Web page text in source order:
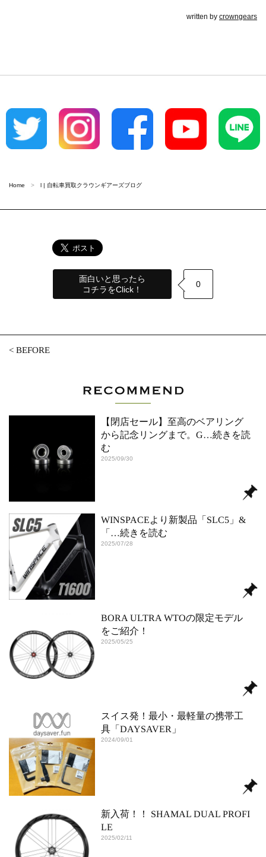
written by crowngears
Home l | 自転車買取クラウンギアーズブログ
面白いと思ったら
コチラをClick！
0
<BEFORE
【閉店セール】至高のベアリング
から記念リングまで。G…続きを読
む
2025/09/30
WINSPACEより新製品「SLC5」&
「 …続きを読む
2025/07/28
BORA ULTRA WTOの限定モデル
をご紹介！
2025/05/25
スイス発！最小・最軽量の携帯工
具「DAYSAVER」
2024/09/01
新入荷！！ SHAMAL DUAL PROFI
LE
2025/02/11